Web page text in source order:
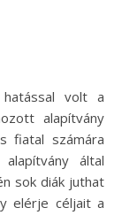
volt a
alapítvány
fiatal számára
által
sok diák juthat
elérje céljait a